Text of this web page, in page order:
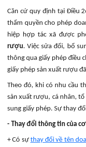
Căn cứ quy định tại Điều
thẩm quyền cho phép
hiệp hợp tác xã được
rượu. Việc sửa đổi, bổ
thông qua giấy phép điều
giấy phép sản xuất rượu
Theo đó, khi có nhu cầu
sản xuất rượu, cá nhân,
sung giấy phép. Sự thay
- Thay đổi thông tin của
+ Có sự thay đổi về tên